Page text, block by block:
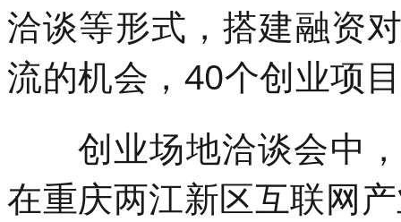
洽谈等形式，搭建融资
流的机会，40个创业项
创业场地洽谈会中
在重庆两江新区互联网